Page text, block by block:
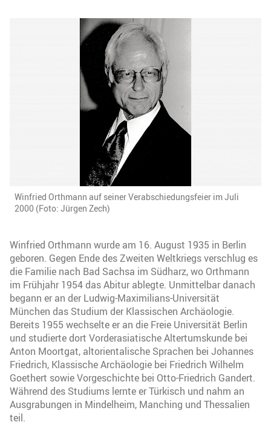
Winfried Orthmann auf seiner Verabschiedungsfeier im Juli
2000 (Foto: Jürgen Zech)
Winfried Orthmann wurde am 16. August 1935 in Berlin
geboren. Gegen Ende des Zweiten Weltkriegs verschlug es
die Familie nach Bad Sachsa im Südharz, wo Orthmann
im Frühjahr 1954 das Abitur ablegte. Unmittelbar danach
begann er an der Ludwig-Maximilians-Universität
München das Studium der Klassischen Archäologie.
Bereits 1955 wechselte er an die Freie Universität Berlin
und studierte dort Vorderasiatische Altertumskunde bei
Anton Moortgat, altorientalische Sprachen bei Johannes
Friedrich, Klassische Archäologie bei Friedrich Wilhelm
Goethert sowie Vorgeschichte bei Otto-Friedrich Gandert.
Während des Studiums lernte er Türkisch und nahm an
Ausgrabungen in Mindelheim, Manching und Thessalien
teil.